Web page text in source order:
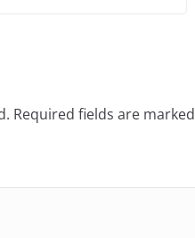
Required fields are marked